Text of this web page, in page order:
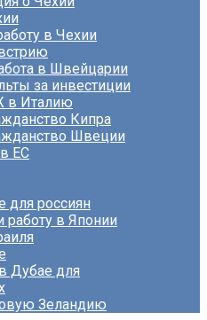
в Чехии
в Швейцарии
за инвестиции
в Италию
Кипра
Швеции
ЕС
для россиян
работу в Японии
Дубае для
Зеландию